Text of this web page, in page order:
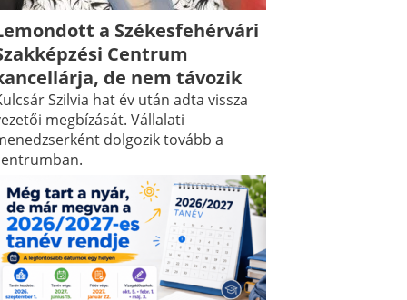
a Székesfehérvári
Centrum
de nem távozik
Szilvia hat év után adta vissza
megbízását. Vállalati
dolgozik tovább a